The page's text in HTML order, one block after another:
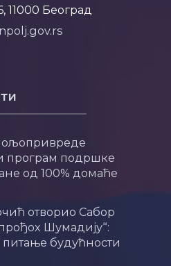
Београд
програм подршке
од 100% домаће
отворио Сабор
Шумадију“:
питање будућности